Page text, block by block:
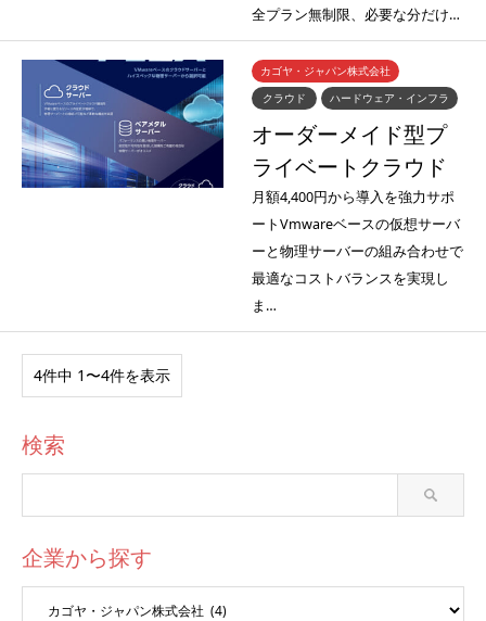
全プラン無制限、必要な分だけ…
カゴヤ・ジャパン株式会社
クラウド
ハードウェア・インフラ
オーダーメイド型プ
ライベートクラウド
月額4,400円から導入を強力サポ
ートVmwareベースの仮想サーバ
ーと物理サーバーの組み合わせで
最適なコストバランスを実現し
ま…
4件中 1〜4件を表示
検索
企業から探す